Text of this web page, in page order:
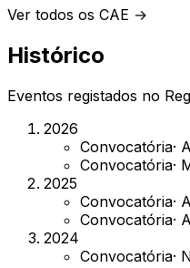
Ver todos os CAE →
Histórico
Eventos registados no
2026
Convocatória·
Convocatória·
2025
Convocatória·
Convocatória·
2024
Convocatória·